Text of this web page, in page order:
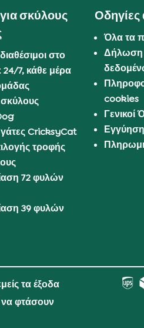
σκύλους
στο
7, κάθε μέρα
CricksyCat
τροφής
72 φυλών
39 φυλών
Οδηγίες
Όλα τα
Δήλωση
cookies
Γενικοί
Εγγύηση
τα έξοδα
να φτάσουν